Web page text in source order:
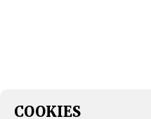
COOKIES